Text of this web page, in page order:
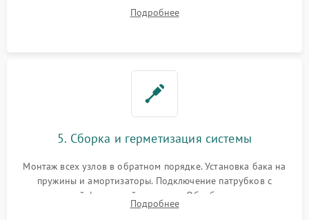
или поврежденной резиновой манжеты.
Подробнее
5. Сборка и герметизация системы
Монтаж всех узлов в обратном порядке. Установка бака на
пружины и амортизаторы. Подключение патрубков с
надежной фиксацией хомутами. Обработка стыков
герметиком для предотвращения возможных протечек воды.
Подробнее